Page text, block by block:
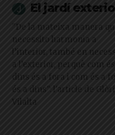
El jardí
"De la mateixa manera
necessito harmonia a
l’interior, també en
a l’exterior, perquè com
dins és a fora i com és a
és a dins": l'article de
Vilalta